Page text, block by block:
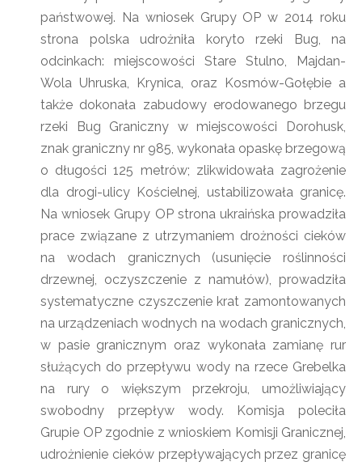
państwowej. Na wniosek Grupy OP w 2014 roku
strona polska udrożniła koryto rzeki Bug, na
odcinkach: miejscowości Stare Stulno, Majdan-
Wola Uhruska, Krynica, oraz Kosmów-Gołębie a
także dokonała zabudowy erodowanego brzegu
rzeki Bug Graniczny w miejscowości Dorohusk,
znak graniczny nr 985, wykonała opaskę brzegową
o długości 125 metrów; zlikwidowała zagrożenie
dla drogi-ulicy Kościelnej, ustabilizowała granicę.
Na wniosek Grupy OP strona ukraińska prowadziła
prace związane z utrzymaniem drożności cieków
na wodach granicznych (usunięcie roślinności
drzewnej, oczyszczenie z namułów), prowadziła
systematyczne czyszczenie krat zamontowanych
na urządzeniach wodnych na wodach granicznych,
w pasie granicznym oraz wykonała zamianę rur
służących do przepływu wody na rzece Grebelka
na rury o większym przekroju, umożliwiający
swobodny przepływ wody. Komisja poleciła
Grupie OP zgodnie z wnioskiem Komisji Granicznej,
udrożnienie cieków przepływających przez granicę